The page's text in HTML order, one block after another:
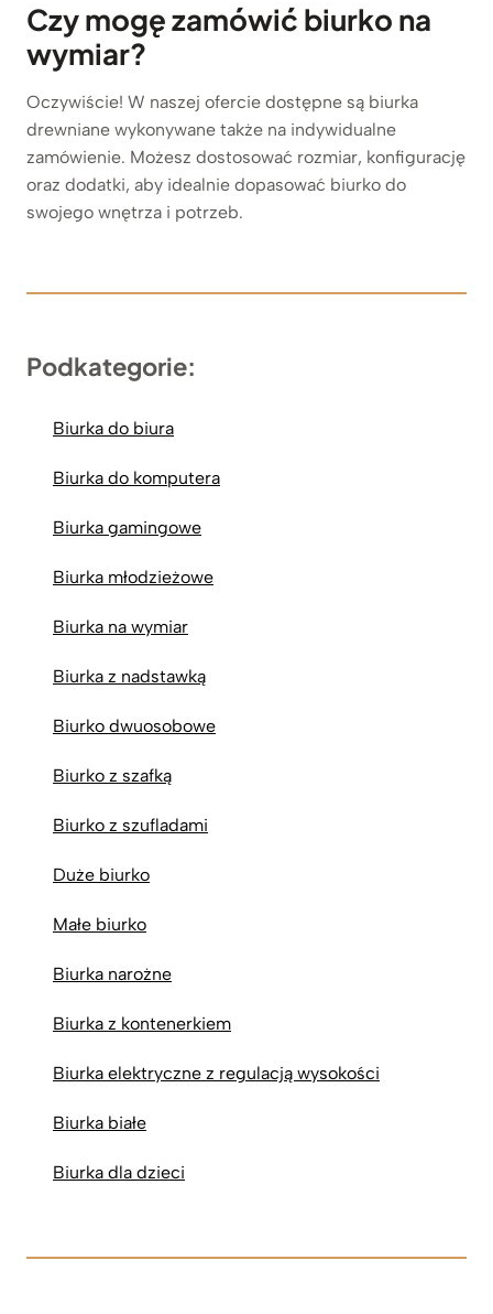
Czy mogę zamówić biurko na
wymiar?
Oczywiście! W naszej ofercie dostępne są biurka
drewniane wykonywane także na indywidualne
zamówienie. Możesz dostosować rozmiar, konfigurację
oraz dodatki, aby idealnie dopasować biurko do
swojego wnętrza i potrzeb.
Podkategorie:
Biurka do biura
Biurka do komputera
Biurka gamingowe
Biurka młodzieżowe
Biurka na wymiar
Biurka z nadstawką
Biurko dwuosobowe
Biurko z szafką
Biurko z szufladami
Duże biurko
Małe biurko
Biurka narożne
Biurka z kontenerkiem
Biurka elektryczne z regulacją wysokości
Biurka białe
Biurka dla dzieci